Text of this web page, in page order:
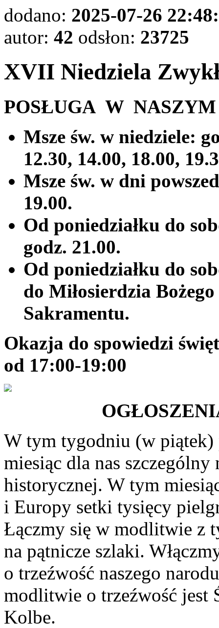
dodano: 2025-07-26
autor: 42 odsłon: 23725
XVII Niedziela
POSŁUGA W
Msze św. w niedziele:
12.30, 14.00, 18.00,
Msze św. w dni
19.00.
Od poniedziałku do
godz. 21.00.
Od poniedziałku do
do Miłosierdzia
Sakramentu.
Okazja do spowiedzi
od 17:00-19:00
OGŁOSZENIA
W tym tygodniu (w piątek)
miesiąc dla nas
historycznej. W tym
i Europy setki tysięcy
Łączmy się w modlitwie z
na pątnicze szlaki.
o trzeźwość naszego
modlitwie o trzeźwość
Kolbe.